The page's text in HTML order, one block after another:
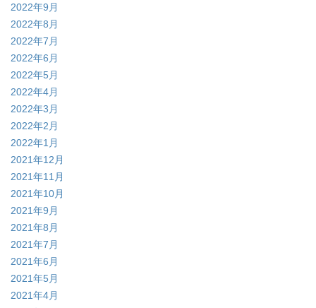
2022年9月
2022年8月
2022年7月
2022年6月
2022年5月
2022年4月
2022年3月
2022年2月
2022年1月
2021年12月
2021年11月
2021年10月
2021年9月
2021年8月
2021年7月
2021年6月
2021年5月
2021年4月